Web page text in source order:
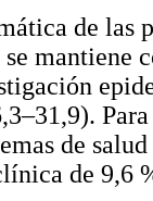
de las
mantiene
de
de 9,6